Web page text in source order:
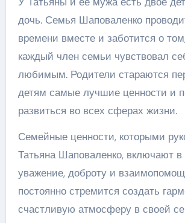
дочь. Семья Шаповаленко
времени вместе и заботится о
каждый член семьи чувствовал
любимым. Родители стараются
детям самые лучшие ценности и
развиться во всех сферах жизни.
Семейные ценности, которыми
Татьяна Шаповаленко, включают в
уважение, доброту и
постоянно стремится создать
счастливую атмосферу в своей